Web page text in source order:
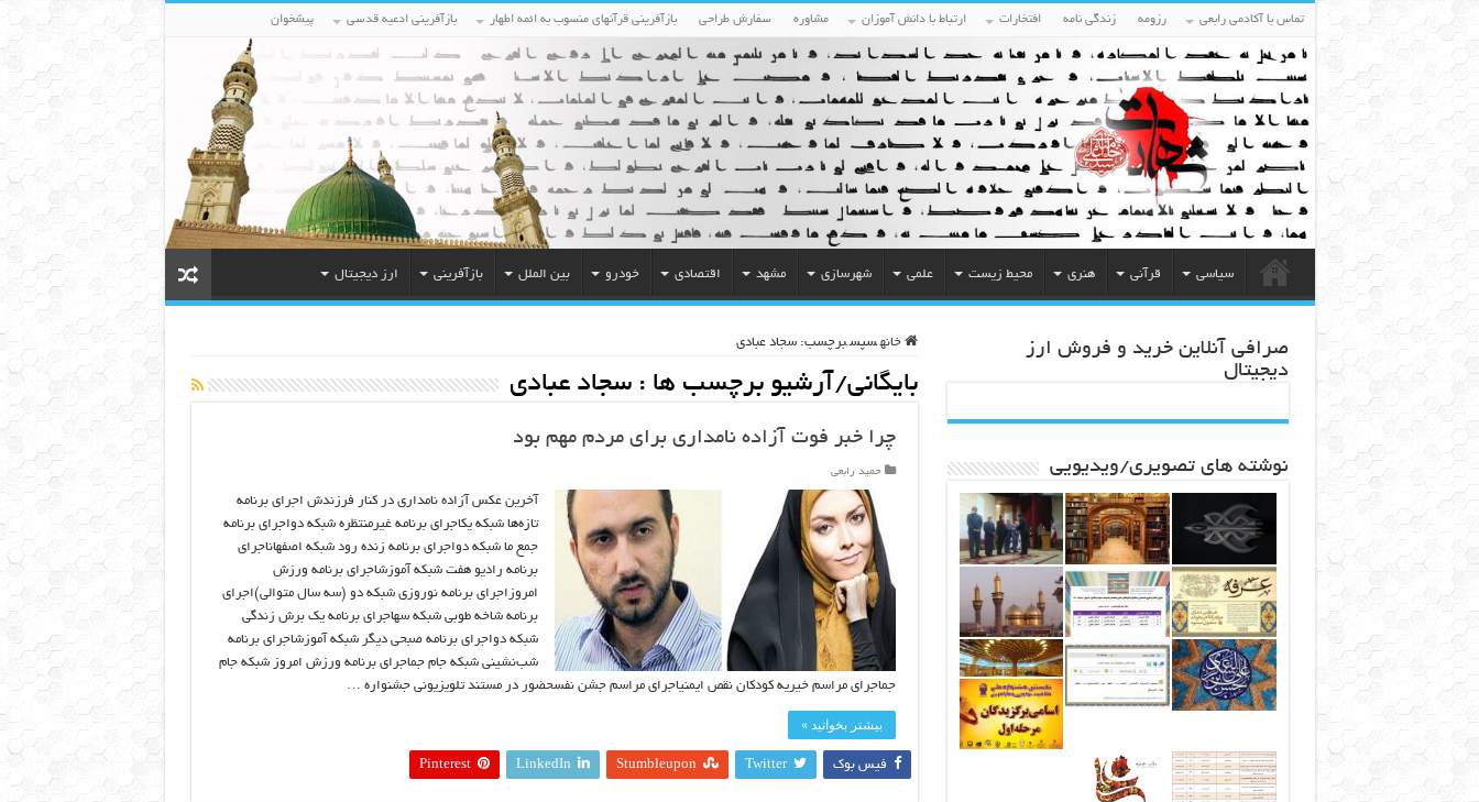
تماس با آکادمی رابعی رزومه زندگی نامه افتخارات ارتباط با دانش آموزان مشاوره سفارش طراحی بازآفرینی قرآنهای منسوب به ائمه اطهار بازآفرینی ادعیه قدسی پیشخوان
سیاسی قرآنی هنری محیط زیست علمی شهرسازی مشهد اقتصادی خودرو بین الملل بازآفرینی ارز دیجیتال
خانه سپس برچسب:سجاد عبادی
بایگانی/آرشیو برچسب ها :سجاد عبادی
چرا خبر فوت آزاده نامداری برای مردم مهم بود
حمید رابعی
آخرین عکس آزاده نامداری در کنار فرزندش اجرای برنامه
تازه‌ها شبکه یکاجرای برنامه غیرمنتظره شبکه دواجرای برنامه
جمع ما شبکه دواجرای برنامه زنده رود شبکه اصفهاناجرای
برنامه رادیو هفت شبکه آموزشاجرای برنامه ورزش
امروزاجرای برنامه نوروزی شبکه دو (سه سال متوالی)اجرای
برنامه شاخه طوبی شبکه سهاجرای برنامه یک برش زندگی
شبکه دواجرای برنامه صبحی دیگر شبکه آموزشاجرای برنامه
شب‌نشینی شبکه جام جماجرای برنامه ورزش امروز شبکه جام
جماجرای مراسم خیریه کودکان نقص ایمنیاجرای مراسم جشن نفسحضور در مستند تلویزیونی جشنواره …
بیشتر بخوانید »
فیس بوک Twitter
Stumbleupon
LinkedIn
Pinterest
صرافی آنلاین خرید و فروش ارز
دیجیتال
نوشته های تصویری/ویدیویی